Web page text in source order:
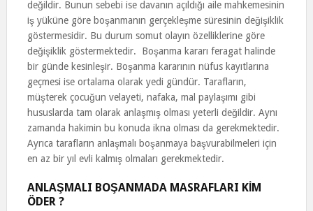
değildir. Bunun sebebi ise davanın açıldığı aile mahkemesinin
iş yüküne göre boşanmanın gerçekleşme süresinin değişiklik
göstermesidir. Bu durum somut olayın özelliklerine göre
değişiklik göstermektedir. Boşanma kararı feragat halinde
bir günde kesinleşir. Boşanma kararının nüfus kayıtlarına
geçmesi ise ortalama olarak yedi gündür. Tarafların,
müşterek çocuğun velayeti, nafaka, mal paylaşımı gibi
hususlarda tam olarak anlaşmış olması yeterli değildir. Aynı
zamanda hakimin bu konuda ikna olması da gerekmektedir.
Ayrıca tarafların anlaşmalı boşanmaya başvurabilmeleri için
en az bir yıl evli kalmış olmaları gerekmektedir.
ANLAŞMALI BOŞANMADA MASRAFLARI KİM
ÖDER ?